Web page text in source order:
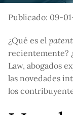
Publicado: 09-
¿Qué es el
recientemente?
Law, abogados
las novedades
los